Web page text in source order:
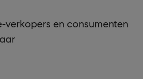
verkopers en consumenten